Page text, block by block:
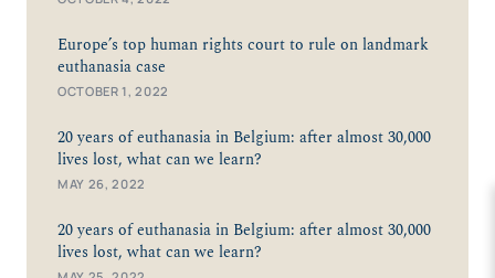
Europe’s top human rights court to rule on landmark
euthanasia case
OCTOBER 1, 2022
20 years of euthanasia in Belgium: after almost 30,000
lives lost, what can we learn?
MAY 26, 2022
20 years of euthanasia in Belgium: after almost 30,000
lives lost, what can we learn?